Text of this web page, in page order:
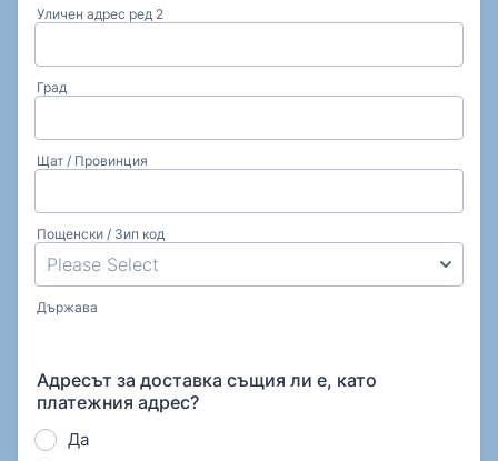
Уличен адрес ред 2
Град
Щат / Провинция
Пощенски / Зип код
Държава
Адресът за доставка същия ли е, като
платежния адрес?
Да